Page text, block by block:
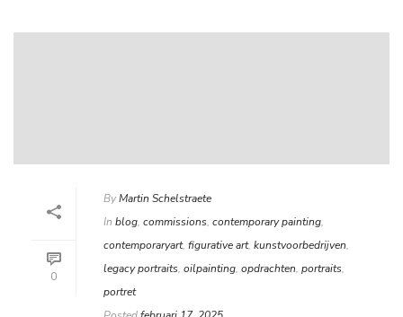
0
ByMartin Schelstraete
In blog, commissions, contemporary painting,
contemporaryart, figurative art, kunstvoorbedrijven,
legacy portraits, oilpainting, opdrachten, portraits,
portret